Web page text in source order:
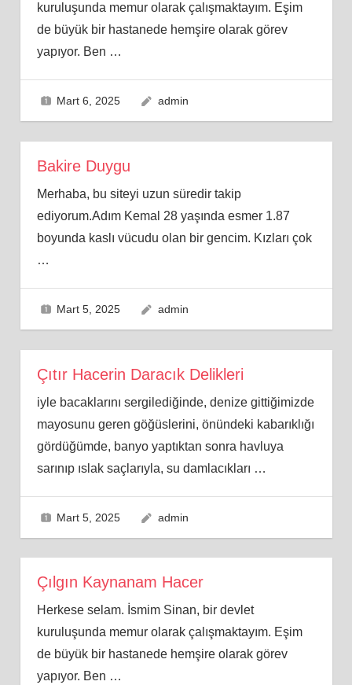
kuruluşunda memur olarak çalışmaktayım. Eşim
de büyük bir hastanede hemşire olarak görev
yapıyor. Ben …
Mart 6, 2025 admin
Bakire Duygu
Merhaba, bu siteyi uzun süredir takip
ediyorum.Adım Kemal 28 yaşında esmer 1.87
boyunda kaslı vücudu olan bir gencim. Kızları çok
…
Mart 5, 2025 admin
Çıtır Hacerin Daracık Delikleri
iyle bacaklarını sergilediğinde, denize gittiğimizde
mayosunu geren göğüslerini, önündeki kabarıklığı
gördüğümde, banyo yaptıktan sonra havluya
sarınıp ıslak saçlarıyla, su damlacıkları …
Mart 5, 2025 admin
Çılgın Kaynanam Hacer
Herkese selam. İsmim Sinan, bir devlet
kuruluşunda memur olarak çalışmaktayım. Eşim
de büyük bir hastanede hemşire olarak görev
yapıyor. Ben …